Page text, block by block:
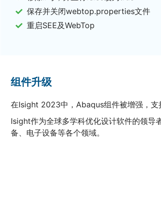
保存并关闭webtop.properties文件
重启SEE及WebTop
组件升级
在Isight 2023中，Abaqus组件被增强，支
Isight作为全球多学科优化设计软件的领导
备、电子设备等各个领域。